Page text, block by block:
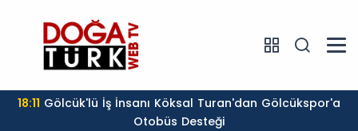
18:11
Otobüs Desteği